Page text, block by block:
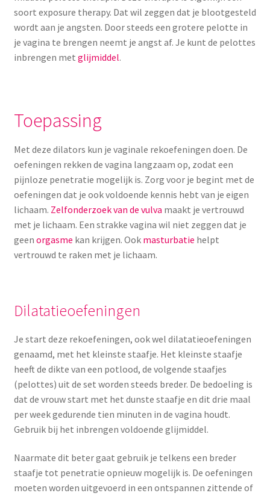
soort exposure therapy. Dat wil zeggen dat je blootgesteld
wordt aan je angsten. Door steeds een grotere pelotte in
je vagina te brengen neemt je angst af. Je kunt de pelottes
inbrengen met glijmiddel.
Toepassing
Met deze dilators kun je vaginale rekoefeningen doen. De
oefeningen rekken de vagina langzaam op, zodat een
pijnloze penetratie mogelijk is. Zorg voor je begint met de
oefeningen dat je ook voldoende kennis hebt van je eigen
lichaam. Zelfonderzoek van de vulva maakt je vertrouwd
met je lichaam. Een strakke vagina wil niet zeggen dat je
geen orgasme kan krijgen. Ook masturbatie helpt
vertrouwd te raken met je lichaam.
Dilatatieoefeningen
Je start deze rekoefeningen, ook wel dilatatieoefeningen
genaamd, met het kleinste staafje. Het kleinste staafje
heeft de dikte van een potlood, de volgende staafjes
(pelottes) uit de set worden steeds breder. De bedoeling is
dat de vrouw start met het dunste staafje en dit drie maal
per week gedurende tien minuten in de vagina houdt.
Gebruik bij het inbrengen voldoende glijmiddel.
Naarmate dit beter gaat gebruik je telkens een breder
staafje tot penetratie opnieuw mogelijk is. De oefeningen
moeten worden uitgevoerd in een ontspannen zittende of